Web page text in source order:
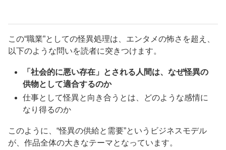
この“職業”としての怪異処理は、エンタメの怖さを超え、
以下のような問いを読者に突きつけます。
「社会的に悪い存在」とされる人間は、なぜ怪異の
供物として適合するのか
仕事として怪異と向き合うとは、どのような感情に
なり得るのか
このように、“怪異の供給と需要”というビジネスモデル
が、作品全体の大きなテーマとなっています。